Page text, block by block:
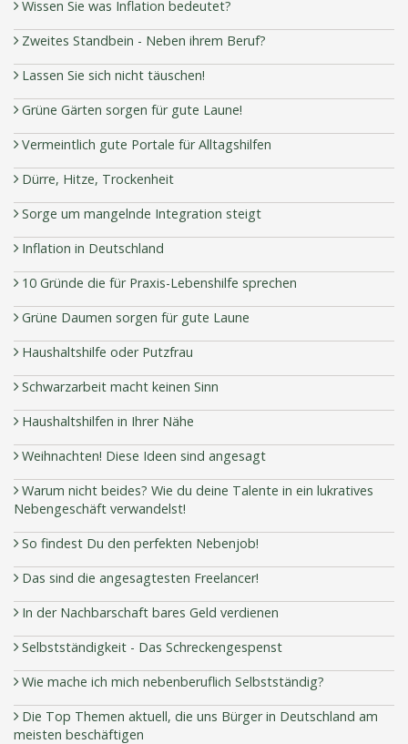
Wissen Sie was Inflation bedeutet?
Zweites Standbein - Neben ihrem Beruf?
Lassen Sie sich nicht täuschen!
Grüne Gärten sorgen für gute Laune!
Vermeintlich gute Portale für Alltagshilfen
Dürre, Hitze, Trockenheit
Sorge um mangelnde Integration steigt
Inflation in Deutschland
10 Gründe die für Praxis-Lebenshilfe sprechen
Grüne Daumen sorgen für gute Laune
Haushaltshilfe oder Putzfrau
Schwarzarbeit macht keinen Sinn
Haushaltshilfen in Ihrer Nähe
Weihnachten! Diese Ideen sind angesagt
Warum nicht beides? Wie du deine Talente in ein lukratives
Nebengeschäft verwandelst!
So findest Du den perfekten Nebenjob!
Das sind die angesagtesten Freelancer!
In der Nachbarschaft bares Geld verdienen
Selbstständigkeit - Das Schreckengespenst
Wie mache ich mich nebenberuflich Selbstständig?
Die Top Themen aktuell, die uns Bürger in Deutschland am
meisten beschäftigen